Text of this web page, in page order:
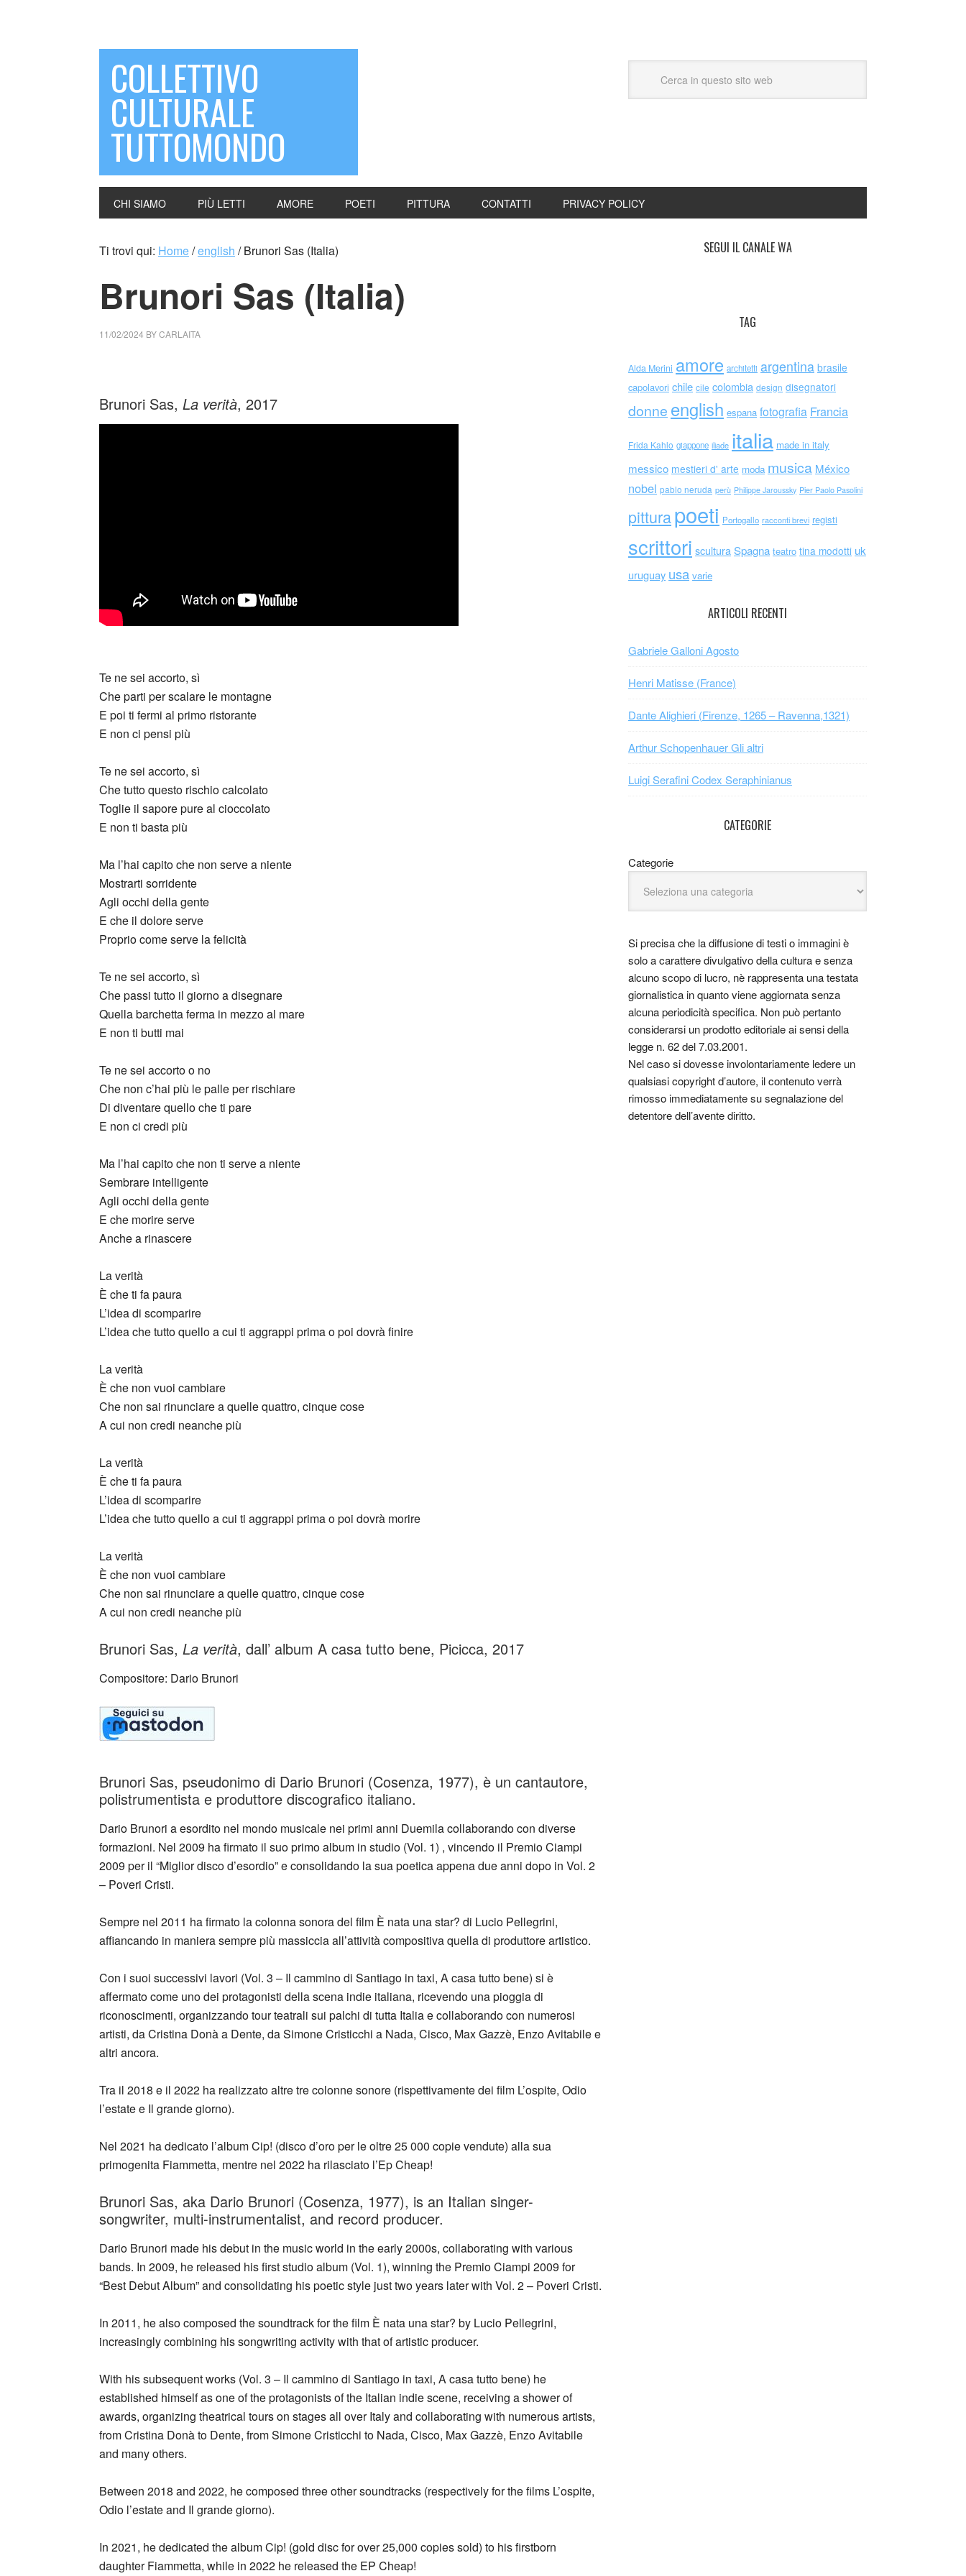
COLLETTIVO
CULTURALE
TUTTOMONDO
CHI SIAMO PIÙ LETTI AMORE POETI PITTURA CONTATTI PRIVACY POLICY
Ti trovi qui: Home/english /Brunori Sas (Italia)
Brunori Sas (Italia)
11/02/2024 BYCARLAITA
Brunori Sas, La verità, 2017
Te ne sei accorto, sì
Che parti per scalare le montagne
E poi ti fermi al primo ristorante
E non ci pensi più
Te ne sei accorto, sì
Che tutto questo rischio calcolato
Toglie il sapore pure al cioccolato
E non ti basta più
Ma l’hai capito che non serve a niente
Mostrarti sorridente
Agli occhi della gente
E che il dolore serve
Proprio come serve la felicità
Te ne sei accorto, sì
Che passi tutto il giorno a disegnare
Quella barchetta ferma in mezzo al mare
E non ti butti mai
Te ne sei accorto o no
Che non c’hai più le palle per rischiare
Di diventare quello che ti pare
E non ci credi più
Ma l’hai capito che non ti serve a niente
Sembrare intelligente
Agli occhi della gente
E che morire serve
Anche a rinascere
La verità
È che ti fa paura
L’idea di scomparire
L’idea che tutto quello a cui ti aggrappi prima o poi dovrà finire
La verità
È che non vuoi cambiare
Che non sai rinunciare a quelle quattro, cinque cose
A cui non credi neanche più
La verità
È che ti fa paura
L’idea di scomparire
L’idea che tutto quello a cui ti aggrappi prima o poi dovrà morire
La verità
È che non vuoi cambiare
Che non sai rinunciare a quelle quattro, cinque cose
A cui non credi neanche più
Brunori Sas, La verità, dall’ album A casa tutto bene, Picicca, 2017
Compositore: Dario Brunori
Brunori Sas, pseudonimo di Dario Brunori (Cosenza, 1977), è un cantautore,
polistrumentista e produttore discografico italiano.
Dario Brunori a esordito nel mondo musicale nei primi anni Duemila collaborando con diverse
formazioni. Nel 2009 ha firmato il suo primo album in studio (Vol. 1) , vincendo il Premio Ciampi
2009 per il “Miglior disco d’esordio” e consolidando la sua poetica appena due anni dopo in Vol. 2
– Poveri Cristi.
Sempre nel 2011 ha firmato la colonna sonora del film È nata una star? di Lucio Pellegrini,
affiancando in maniera sempre più massiccia all’attività compositiva quella di produttore artistico.
Con i suoi successivi lavori (Vol. 3 – Il cammino di Santiago in taxi, A casa tutto bene) si è
affermato come uno dei protagonisti della scena indie italiana, ricevendo una pioggia di
riconoscimenti, organizzando tour teatrali sui palchi di tutta Italia e collaborando con numerosi
artisti, da Cristina Donà a Dente, da Simone Cristicchi a Nada, Cisco, Max Gazzè, Enzo Avitabile e
altri ancora.
Tra il 2018 e il 2022 ha realizzato altre tre colonne sonore (rispettivamente dei film L’ospite, Odio
l’estate e Il grande giorno).
Nel 2021 ha dedicato l’album Cip! (disco d’oro per le oltre 25 000 copie vendute) alla sua
primogenita Fiammetta, mentre nel 2022 ha rilasciato l’Ep Cheap!
Brunori Sas, aka Dario Brunori (Cosenza, 1977), is an Italian singer-
songwriter, multi-instrumentalist, and record producer.
Dario Brunori made his debut in the music world in the early 2000s, collaborating with various
bands. In 2009, he released his first studio album (Vol. 1), winning the Premio Ciampi 2009 for
“Best Debut Album” and consolidating his poetic style just two years later with Vol. 2 – Poveri Cristi.
In 2011, he also composed the soundtrack for the film È nata una star? by Lucio Pellegrini,
increasingly combining his songwriting activity with that of artistic producer.
With his subsequent works (Vol. 3 – Il cammino di Santiago in taxi, A casa tutto bene) he
established himself as one of the protagonists of the Italian indie scene, receiving a shower of
awards, organizing theatrical tours on stages all over Italy and collaborating with numerous artists,
from Cristina Donà to Dente, from Simone Cristicchi to Nada, Cisco, Max Gazzè, Enzo Avitabile
and many others.
Between 2018 and 2022, he composed three other soundtracks (respectively for the films L’ospite,
Odio l’estate and Il grande giorno).
In 2021, he dedicated the album Cip! (gold disc for over 25,000 copies sold) to his firstborn
daughter Fiammetta, while in 2022 he released the EP Cheap!
SEGUI IL CANALE WA
TAG
Alda Merini amore architetti argentina brasile
capolavori chile cile colombia design disegnatori
donne english espana fotografia Francia
Frida Kahlo giappone iliade italia made in italy
messico mestieri d' arte moda musica México
nobel pablo neruda perù Philippe Jaroussky Pier Paolo Pasolini
pitturapoeti Portogallo racconti brevi registi
scrittori scultura Spagna teatro tina modotti uk
uruguay usa varie
ARTICOLI RECENTI
Gabriele Galloni Agosto
Henri Matisse (France)
Dante Alighieri (Firenze, 1265 – Ravenna,1321)
Arthur Schopenhauer Gli altri
Luigi Serafini Codex Seraphinianus
CATEGORIE
Categorie
Si precisa che la diffusione di testi o immagini è
solo a carattere divulgativo della cultura e senza
alcuno scopo di lucro, nè rappresenta una testata
giornalistica in quanto viene aggiornata senza
alcuna periodicità specifica. Non può pertanto
considerarsi un prodotto editoriale ai sensi della
legge n. 62 del 7.03.2001.
Nel caso si dovesse involontariamente ledere un
qualsiasi copyright d’autore, il contenuto verrà
rimosso immediatamente su segnalazione del
detentore dell’avente diritto.